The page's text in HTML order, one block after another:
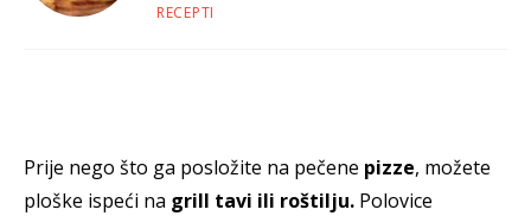
RECEPTI
Prije nego što ga posložite na pečene pizze, možete
ploške ispeći na grill tavi ili roštilju. Polovice